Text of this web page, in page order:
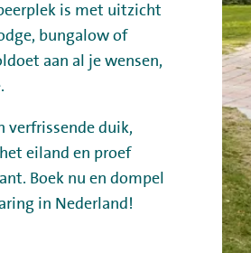
is met uitzicht
bungalow of
aan al je wensen,
verfrissende duik,
eiland en proef
Boek nu en dompel
in Nederland!